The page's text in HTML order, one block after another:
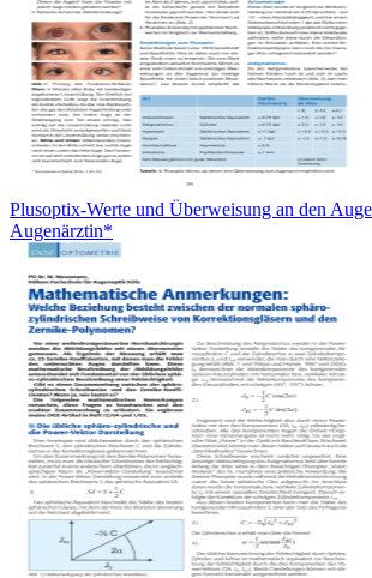
Plusoptix-Werte und Überweisung an den
Augenärztin*